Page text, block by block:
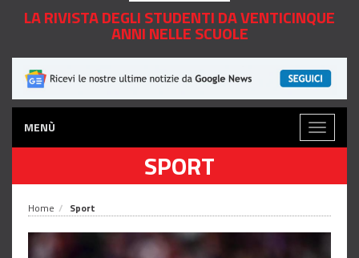
LA RIVISTA DEGLI STUDENTI DA VENTICINQUE
ANNI NELLE SCUOLE
MENÙ
Toggle
SPORT
Home Sport